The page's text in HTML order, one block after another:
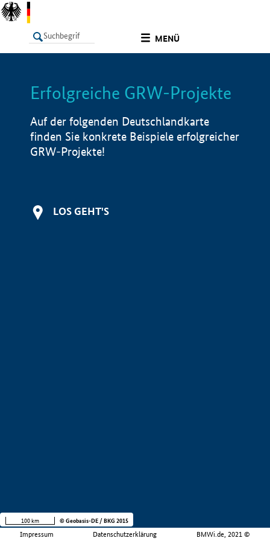
MENÜ
LISTE Info
Erfolgreiche GRW-Projekte
Auf der folgenden Deutschlandkarte
finden Sie konkrete Beispiele erfolgreicher
GRW-Projekte!
LOS GEHT'S
Impressum Datenschutzerklärung BMWi.de, 2021 ©
100 km © Geobasis-DE / BKG 2015